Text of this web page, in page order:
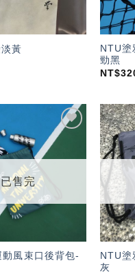
黃
NTU塗
勁黑
NT$
望輕
已售完
動風束口後背包-
NTU塗
灰